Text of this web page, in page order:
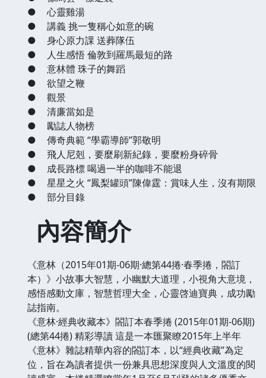
●
心靈雞湯
●
講義 挑一隻稱心如意的碗
●
身心原力課 送葬隊伍
●
人生感悟 倫敦到羅馬最短的路
●
意林體 珠子的舞蹈
●
欲望之鞭
●
觀景
●
清廉當如是
●
勵誌人物榜
●
傳奇典範 “學霸導師”郭敬明
●
飛人尼剋，要麼刷新紀錄，要麼粉身碎骨
●
成長路標 喝過一半的咖啡不能退
●
星星之火 “鳳梨罐頭”陳偉霆：賞味人生，沒有期限
●
部分目錄
內容簡介
《意林（2015年01期-06期·總第44捲·春季捲，閤訂
本）》小故事大智慧，小幽默大道理，小視角大意境，
感悟感動文庫，智慧哲理大全，心靈啓迪寶典，成功勵
誌指南。
《意林·經典收藏本》閤訂本春季捲 (2015年01期-06期)
(總第44捲) 精彩導讀 這是一本匯聚瞭2015年上半年
《意林》雜誌精華內容的閤訂本，以“經典收藏”為定
位，旨在為讀者提供一份兼具思想深度與人文溫度的閱